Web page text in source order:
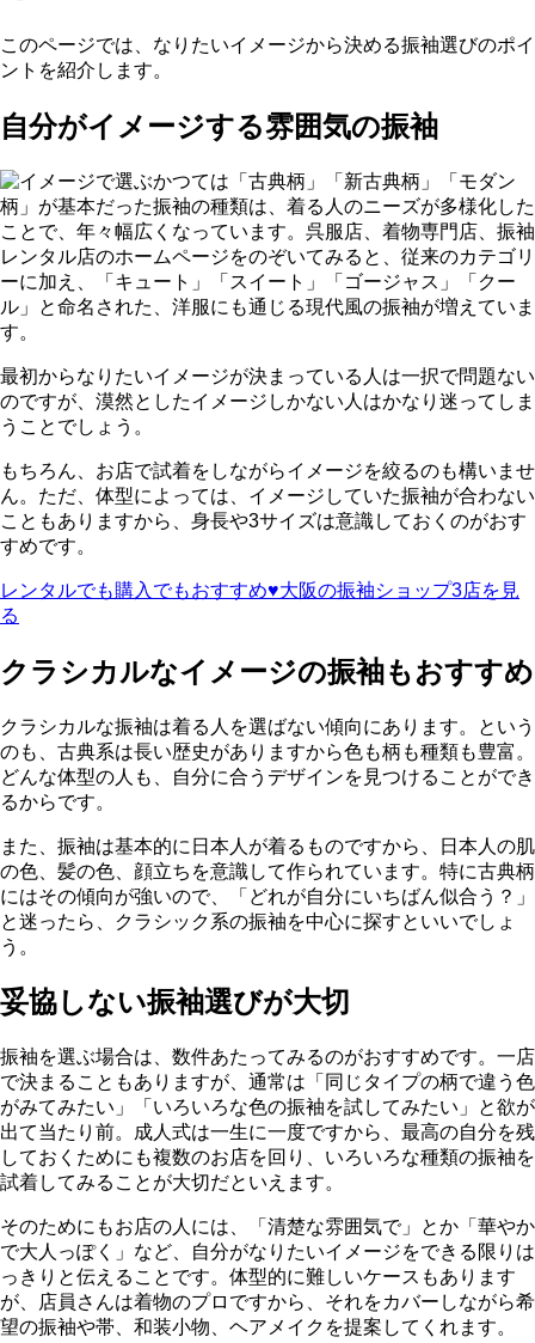
このページでは、なりたいイメージから決める振袖選びのポイ
ントを紹介します。
自分がイメージする雰囲気の振袖
かつては 「古典柄」「新古典柄」「モダン
柄」が基本だった振袖の種類は、着る人のニーズが多様化した
ことで、年々幅広くなっています。呉服店、着物専門店、振袖
レンタル店のホームページをのぞいてみると、従来のカテゴリ
ーに加え、
「キュート」「スイート」「ゴージャス」「クー
ル」
と命名された、洋服にも通じる現代風の振袖が増えていま
す。
最初からなりたいイメージが決まっている人は一択で問題ない
のですが、漠然としたイメージしかない人はかなり迷ってしま
うことでしょう。
もちろん、お店で試着をしながらイメージを絞るのも構いませ
ん。ただ、体型によっては、イメージしていた振袖が合わない
こともありますから、身長や3サイズは意識しておくのがおす
すめです。
レンタルでも購入でもおすすめ♥大阪の振袖ショップ3店を見
る
クラシカルなイメージの振袖もおすすめ
クラシカルな振袖は着る人を選ばない傾向にあります。という
のも、古典系は長い歴史がありますから色も柄も種類も豊富。
どんな体型の人も、自分に合うデザインを見つけることができ
るからです。
また、振袖は基本的に日本人が着るものですから、日本人の肌
の色、髪の色、顔立ちを意識して作られています。特に古典柄
にはその傾向が強いので、「どれが自分にいちばん似合う？」
と迷ったら、クラシック系の振袖を中心に探すといいでしょ
う。
妥協しない振袖選びが大切
振袖を選ぶ場合は、数件あたってみるのがおすすめです。一店
で決まることもありますが、通常は「同じタイプの柄で違う色
がみてみたい」「いろいろな色の振袖を試してみたい」と欲が
出て当たり前。成人式は一生に一度ですから、最高の自分を残
しておくためにも複数のお店を回り、いろいろな種類の振袖を
試着してみることが大切だといえます。
そのためにもお店の人には、「清楚な雰囲気で」とか「華やか
で大人っぽく」など、自分がなりたいイメージをできる限りは
っきりと伝える ことです。体型的に難しいケースもあります
が、店員さんは着物のプロですから、それをカバーしながら希
望の振袖や帯、和装小物、ヘアメイクを提案してくれます。